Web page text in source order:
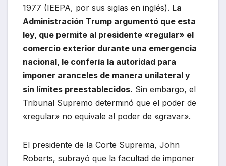
1977 (IEEPA, por sus siglas en inglés). La
Administración Trump argumentó que esta
ley, que permite al presidente «regular» el
comercio exterior durante una emergencia
nacional, le confería la autoridad para
imponer aranceles de manera unilateral y
sin límites preestablecidos. Sin embargo, el
Tribunal Supremo determinó que el poder de
«regular» no equivale al poder de «gravar».
El presidente de la Corte Suprema, John
Roberts, subrayó que la facultad de imponer